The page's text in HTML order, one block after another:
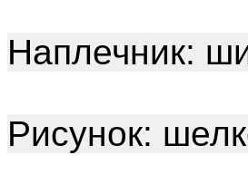
Наплечник:
Рисунок: